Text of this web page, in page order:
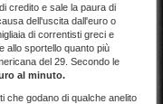
credito e sale la paura di
dell'uscita dall'euro o
di correntisti greci e
allo sportello quanto più
del 29. Secondo le
al minuto.
che godano di qualche anelito